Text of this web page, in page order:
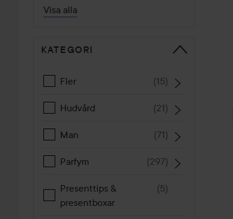
Visa alla
KATEGORI
Fler (15)
Hudvård (21)
Man (71)
Parfym (297)
Presenttips &
presentboxar
(5)